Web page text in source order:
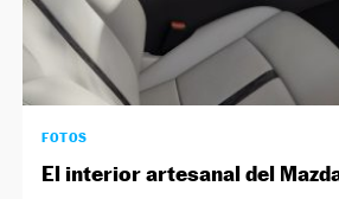
FOTOS
El interior artesanal del